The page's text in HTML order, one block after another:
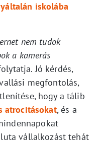
iskolába
nem tudok
a kamerás
Jó kérdés,
megfontolás,
hogy a tálib
atrocitásokat, és a
vállalkozást tehát